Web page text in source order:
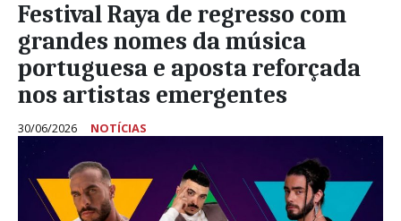
Festival Raya de regresso com
grandes nomes da música
portuguesa e aposta reforçada
nos artistas emergentes
30/06/2026 NOTÍCIAS